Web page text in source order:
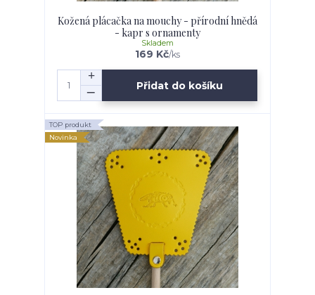
Kožená plácačka na mouchy - přírodní hnědá
- kapr s ornamenty
169 Kč/ks
Skladem
Přidat do košíku
TOP produkt
Novinka